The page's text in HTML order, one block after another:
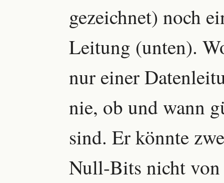
gezeichnet) noch
Leitung (unten).
nur einer
nie, ob und wann
sind. Er könnte
Null-Bits nicht